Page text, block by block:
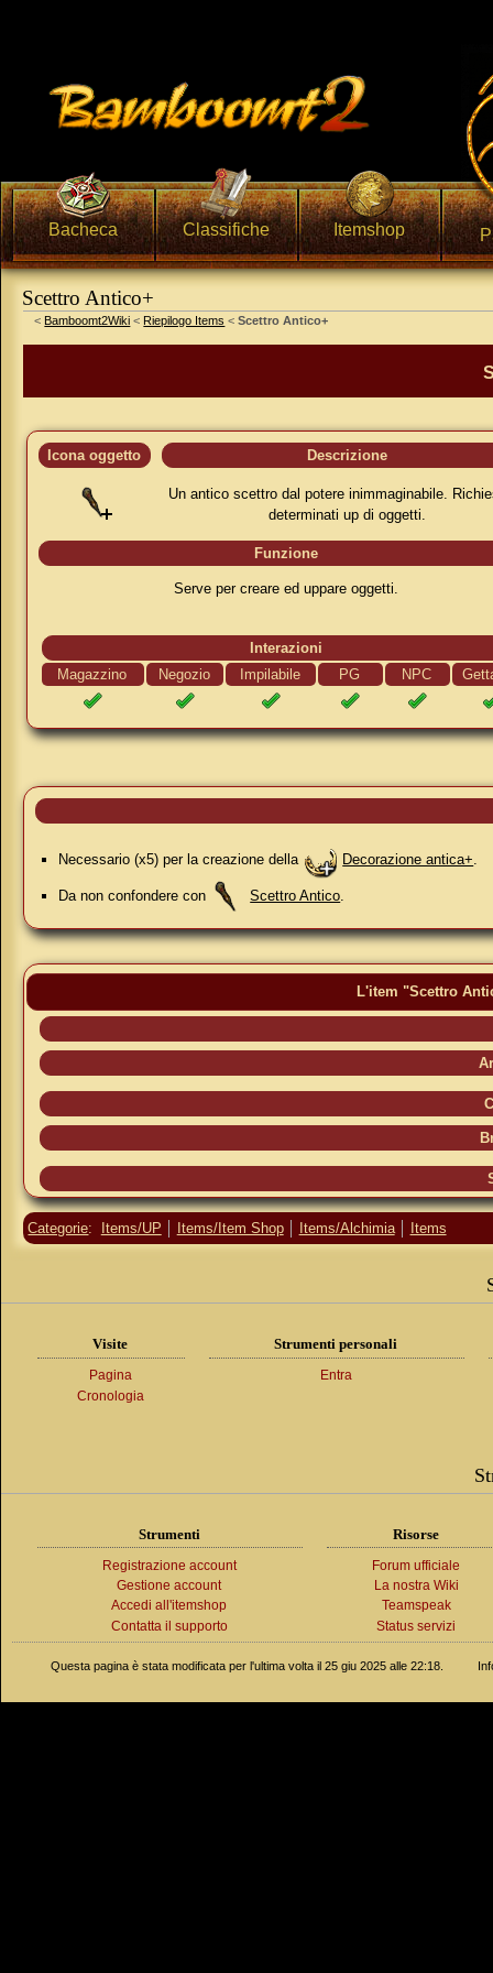
Bacheca Classifiche Itemshop
Scettro Antico+
Vai a:navigazione,ricerca
< Bamboomt2Wiki < Riepilogo Items <Scettro Antico+
Icona oggetto Descrizione
Un antico scettro dal potere inimmaginabile.
determinati up di oggetti.
Funzione
Serve per creare ed uppare oggetti.
Interazioni
Magazzino
Negozio Impilabile PG NPC
Necessario (x5) per la creazione della Decorazione antica+.
Da non confondere con Scettro Antico.
L'item "Scettro
Categorie: Items/UP Items/Item Shop Items/Alchimia Items
Visite
Pagina
Cronologia
Strumenti personali
Entra
Strumenti
Registrazione account
Gestione account
Accedi all'itemshop
Contatta il supporto
Risorse
Forum ufficiale
La nostra Wiki
Teamspeak
Status servizi
Questa pagina è stata modificata per l'ultima volta il 25 giu 2025 alle 22:18.